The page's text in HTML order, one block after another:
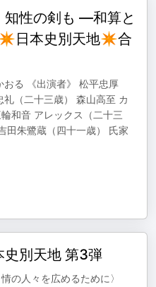
知性の剣も ―和算と
✴︎日本史別天地✴︎合
おる 《出演者》 松平忠厚
礼（二十三歳） 森山高至 カ
和音 アレックス（二十三
田朱鷺蔵（四十一歳） 氏家
史別天地 第3弾
の人々を広めるために〉